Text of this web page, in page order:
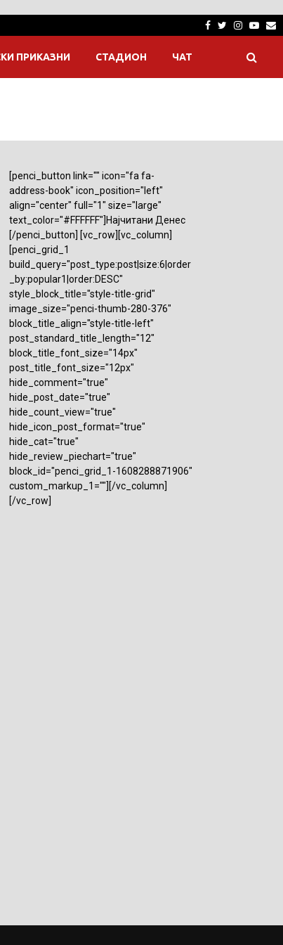
Facebook
Twitter
ПРИКАЗНИ СТАДИОН ЧАТ
[penci_button link="" icon="fa fa-
address-book" icon_position="left"
align="center" full="1" size="large"
text_color="#FFFFFF"]Најчитани Денес
[/penci_button] [vc_row][vc_column]
[penci_grid_1
build_query="post_type:post|size:6|order
_by:popular1|order:DESC"
style_block_title="style-title-grid"
image_size="penci-thumb-280-376"
block_title_align="style-title-left"
post_standard_title_length="12"
block_title_font_size="14px"
post_title_font_size="12px"
hide_comment="true"
hide_post_date="true"
hide_count_view="true"
hide_icon_post_format="true"
hide_cat="true"
hide_review_piechart="true"
block_id="penci_grid_1-1608288871906"
custom_markup_1=""][/vc_column]
[/vc_row]